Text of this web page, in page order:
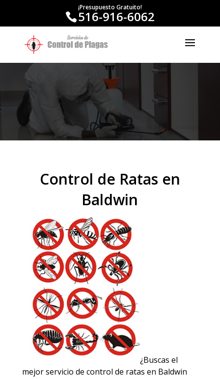
¡Presupuesto Gratuito!
516-916-6062
Control de Ratas en
Baldwin
¿Buscas el
mejor servicio de control de ratas en Baldwin